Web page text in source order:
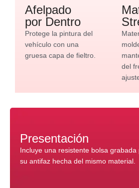
Afelpado
por Dentro
Protege la pintura del
vehículo con una
gruesa capa de fieltro.
del
Presentación
Incluye una resistente bolsa
su antifaz hecha del mismo material.